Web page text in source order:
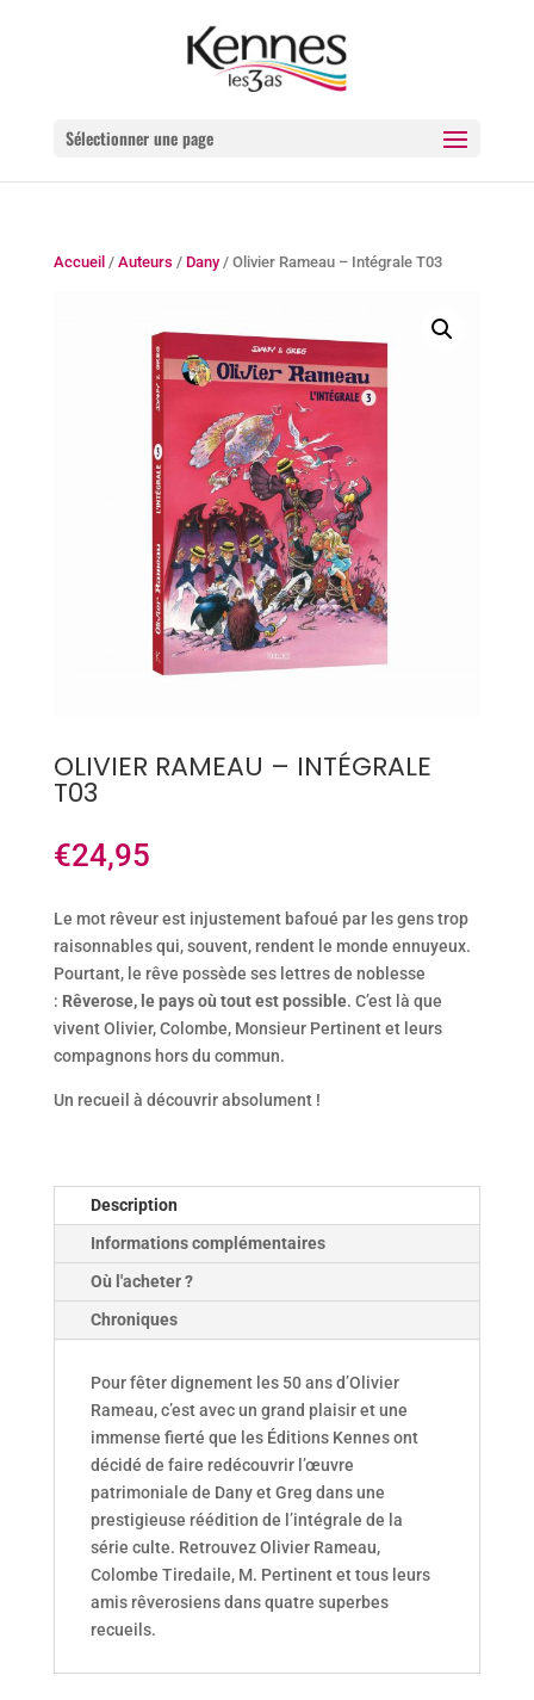
Sélectionner une page
Accueil / Auteurs / Dany/ Olivier Rameau – Intégrale T03
OLIVIER RAMEAU – INTÉGRALE
T03
€24,95
Le mot rêveur est injustement bafoué par les gens trop
raisonnables qui, souvent, rendent le monde ennuyeux.
Pourtant, le rêve possède ses lettres de noblesse
: Rêverose, le pays où tout est possible. C’est là que
vivent Olivier, Colombe, Monsieur Pertinent et leurs
compagnons hors du commun.
Un recueil à découvrir absolument !
Description
Informations complémentaires
Où l'acheter ?
Chroniques
Pour fêter dignement les 50 ans d’Olivier
Rameau, c’est avec un grand plaisir et une
immense fierté que les Éditions Kennes ont
décidé de faire redécouvrir l’œuvre
patrimoniale de Dany et Greg dans une
prestigieuse réédition de l’intégrale de la
série culte. Retrouvez Olivier Rameau,
Colombe Tiredaile, M. Pertinent et tous leurs
amis rêverosiens dans quatre superbes
recueils.